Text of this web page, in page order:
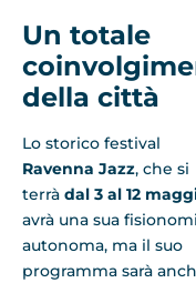
Un totale
della città
Lo storico festival
Ravenna Jazz, che si
terrà dal 3 al 12
avrà una sua
autonoma, ma il suo
programma sarà